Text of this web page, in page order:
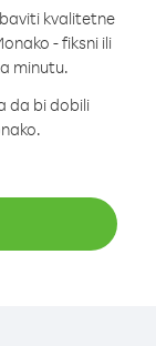
kvalitetne
- fiksni ili
minutu.
da bi dobili